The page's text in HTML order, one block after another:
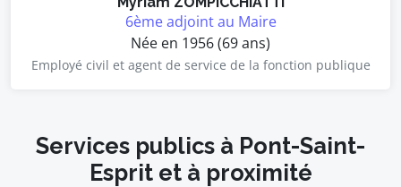
6ème adjoint au Maire
Née en 1956 (69 ans)
Employé civil et agent de service de la fonction publique
Services publics à Pont-Saint-
Esprit et à proximité